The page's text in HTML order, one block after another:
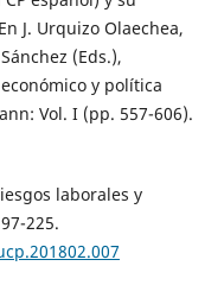
J. Urquizo Olaechea,
(Eds.),
y política
Vol. I (pp. 557-606).
laborales y
225.